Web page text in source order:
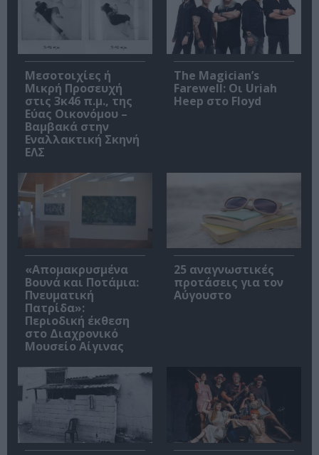
Μεσοτοιχίες ή
Μικρή Προσευχή
στις 3κ46 π.μ., της
Εύας Οικονόμου –
Βαμβακά στην
Εναλλακτική Σκηνή
ΕΛΣ
The Magician’s
Farewell: Οι Uriah
Heep στο Floyd
«Απομακρυσμένα
Βουνά και Ποτάμια:
Πνευματική
Πατρίδα»:
Περιοδική έκθεση
στο Διαχρονικό
Μουσείο Αίγινας
25 αναγνωστικές
προτάσεις για τον
Αύγουστο